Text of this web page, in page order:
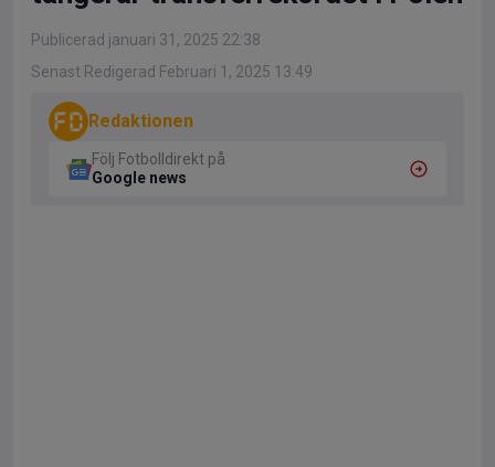
Publicerad januari 31, 2025 22:38
Senast Redigerad Februari 1, 2025 13:49
Redaktionen
Följ Fotbolldirekt på
Google news